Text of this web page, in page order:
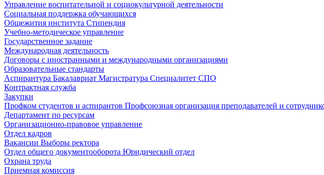
Управление воспитательной и социокультурной деятельности
Социальная поддержка обучающихся
Общежития института Стипендия
Учебно-методическое управление
Государственное задание
Международная деятельность
Договоры с иностранными и международными организациями
Образовательные стандарты
Аспирантура Бакалавриат Магистратура Специалитет СПО
Контрактная служба
Закупки
Профком студентов и аспирантов Профсоюзная организация преподавателей и
Департамент по ресурсам
Организационно-правовое управление
Отдел кадров
Вакансии Выборы ректора
Отдел общего документооборота Юридический отдел
Охрана труда
Приемная комиссия